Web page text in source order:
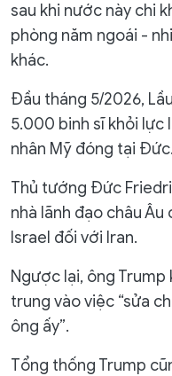
sau khi nước này chi
phòng năm ngoái -
khác.
Đầu tháng 5/2026,
5.000 binh sĩ khỏi lực
nhân Mỹ đóng tại Đức.
Thủ tướng Đức
nhà lãnh đạo châu
Israel đối với Iran.
Ngược lại, ông
trung vào việc “sửa
ông ấy”.
Tổng thống Trump